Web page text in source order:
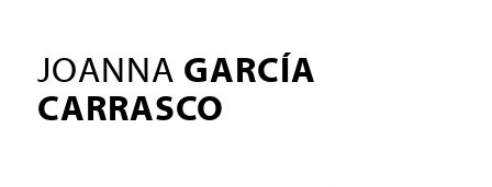
JOANNA GARCÍA
CARRASCO